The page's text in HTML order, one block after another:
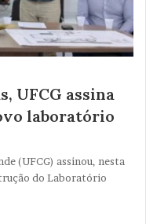
UFCG assina
laboratório
(UFCG) assinou, nesta
do Laboratório